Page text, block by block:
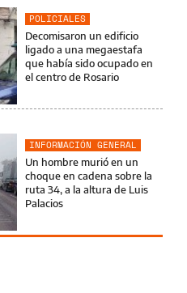
POLICIALES
Decomisaron un edificio
ligado a una megaestafa
que había sido ocupado en
el centro de Rosario
INFORMACIÓN GENERAL
Un hombre murió en un
choque en cadena sobre la
ruta 34, a la altura de Luis
Palacios